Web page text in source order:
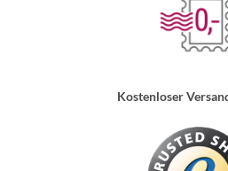
Kostenloser